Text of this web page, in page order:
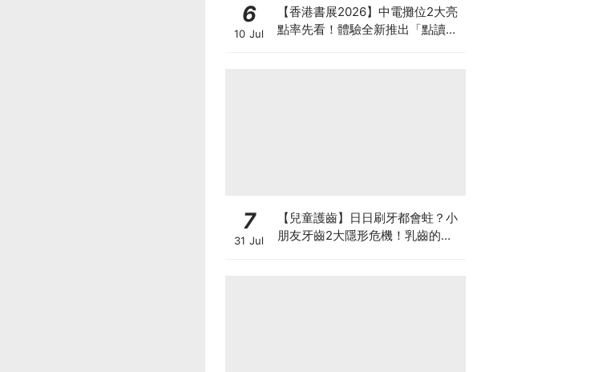
6
10 Jul
【香港書展2026】中電攤位2大亮
點率先看！體驗全新推出「點讀故
7
31 Jul
【兒童護齒】日日刷牙都會蛀？小
朋友牙齒2大隱形危機！乳齒的琺